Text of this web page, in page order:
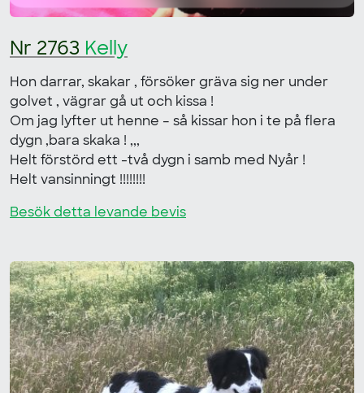
Nr 2763 Kelly
Hon darrar, skakar , försöker gräva sig ner under
golvet , vägrar gå ut och kissa !
Om jag lyfter ut henne – så kissar hon i te på flera
dygn ,bara skaka ! ,,,
Helt förstörd ett -två dygn i samb med Nyår !
Helt vansinningt !!!!!!!!
Besök detta levande bevis